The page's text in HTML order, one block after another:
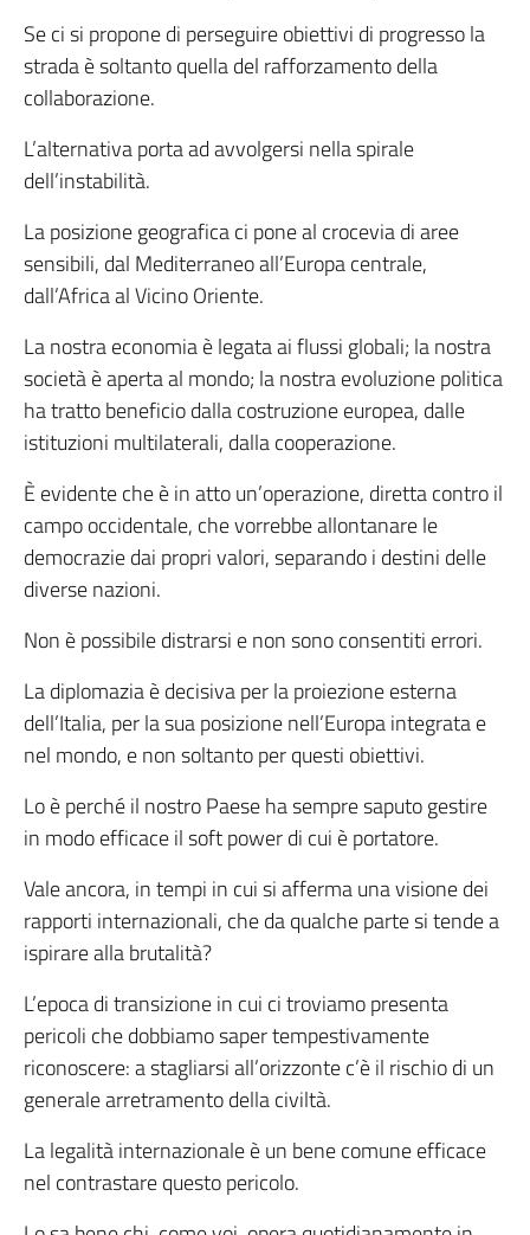
Se ci si propone di perseguire obiettivi di progresso la
strada è soltanto quella del rafforzamento della
collaborazione.
L’alternativa porta ad avvolgersi nella spirale
dell’instabilità.
La posizione geografica ci pone al crocevia di aree
sensibili, dal Mediterraneo all’Europa centrale,
dall’Africa al Vicino Oriente.
La nostra economia è legata ai flussi globali; la nostra
società è aperta al mondo; la nostra evoluzione politica
ha tratto beneficio dalla costruzione europea, dalle
istituzioni multilaterali, dalla cooperazione.
È evidente che è in atto un’operazione, diretta contro il
campo occidentale, che vorrebbe allontanare le
democrazie dai propri valori, separando i destini delle
diverse nazioni.
Non è possibile distrarsi e non sono consentiti errori.
La diplomazia è decisiva per la proiezione esterna
dell’Italia, per la sua posizione nell’Europa integrata e
nel mondo, e non soltanto per questi obiettivi.
Lo è perché il nostro Paese ha sempre saputo gestire
in modo efficace il soft power di cui è portatore.
Vale ancora, in tempi in cui si afferma una visione dei
rapporti internazionali, che da qualche parte si tende a
ispirare alla brutalità?
L’epoca di transizione in cui ci troviamo presenta
pericoli che dobbiamo saper tempestivamente
riconoscere: a stagliarsi all’orizzonte c’è il rischio di un
generale arretramento della civiltà.
La legalità internazionale è un bene comune efficace
nel contrastare questo pericolo.